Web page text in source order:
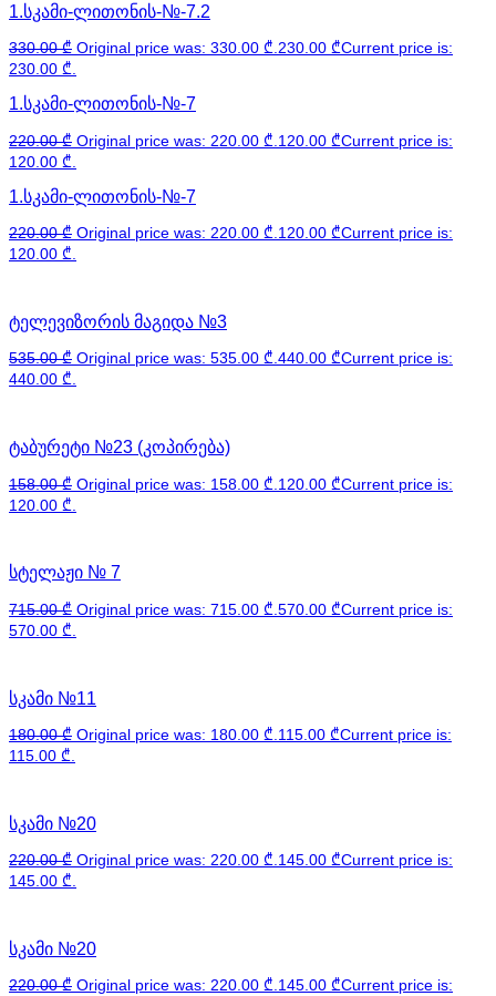
1.სკამი-ლითონის-№-7.2
330.00₾ Original price was: 330.00 ₾. 230.00 ₾Current price is:
230.00 ₾.
1.სკამი-ლითონის-№-7
220.00₾ Original price was: 220.00 ₾. 120.00 ₾Current price is:
120.00 ₾.
1.სკამი-ლითონის-№-7
220.00₾ Original price was: 220.00 ₾.120.00 ₾Current price is:
120.00 ₾.
ტელევიზორის მაგიდა №3
535.00₾ Original price was: 535.00 ₾.440.00 ₾Current price is:
440.00 ₾.
ტაბურეტი №23 (კოპირება)
158.00₾ Original price was: 158.00 ₾. 120.00 ₾Current price is:
120.00 ₾.
სტელაჟი № 7
715.00₾ Original price was: 715.00 ₾. 570.00 ₾Current price is:
570.00 ₾.
სკამი №11
180.00₾ Original price was: 180.00 ₾. 115.00 ₾Current price is:
115.00 ₾.
სკამი №20
220.00₾ Original price was: 220.00 ₾. 145.00 ₾Current price is:
145.00 ₾.
სკამი №20
220.00₾ Original price was: 220.00 ₾. 145.00 ₾Current price is: